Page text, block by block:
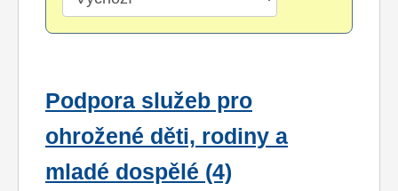
Podpora služeb pro
ohrožené děti, rodiny a
mladé dospělé (4)